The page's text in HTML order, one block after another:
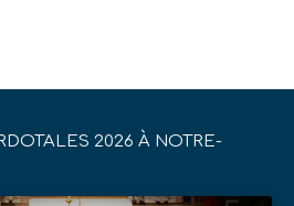
2026 À NOTRE-